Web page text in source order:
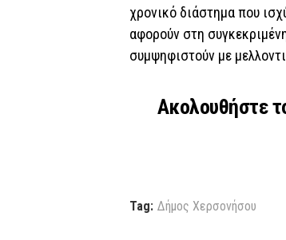
χρονικό διάστημα που
αφορούν στη
συμψηφιστούν με
Ακολουθήστε
Tag: Δήμος Χερσονήσου